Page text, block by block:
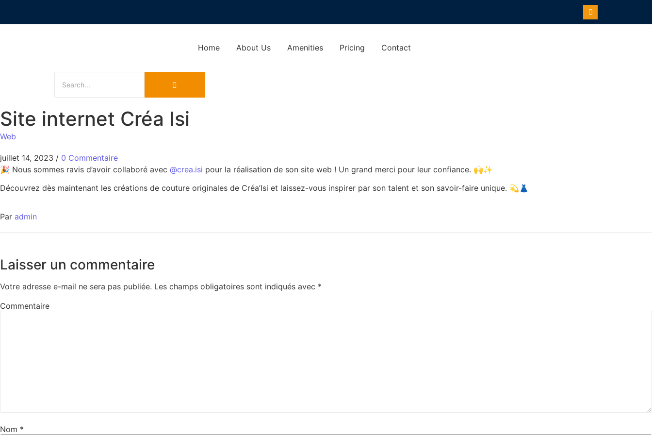
Home About Us Amenities Pricing Contact
Site internet Créa Isi
Web
juillet 14, 2023 / 0 Commentaire
🎉 Nous sommes ravis d’avoir collaboré avec @crea.isi pour la réalisation de son site web ! Un grand merci pour leur confiance. 🙌✨
Découvrez dès maintenant les créations de couture originales de Créa’Isi et laissez-vous inspirer par son talent et son savoir-faire unique. 💫👗
Par admin
Laisser un commentaire
Votre adresse e-mail ne sera pas publiée. Les champs obligatoires sont indiqués avec *
Commentaire
Nom *